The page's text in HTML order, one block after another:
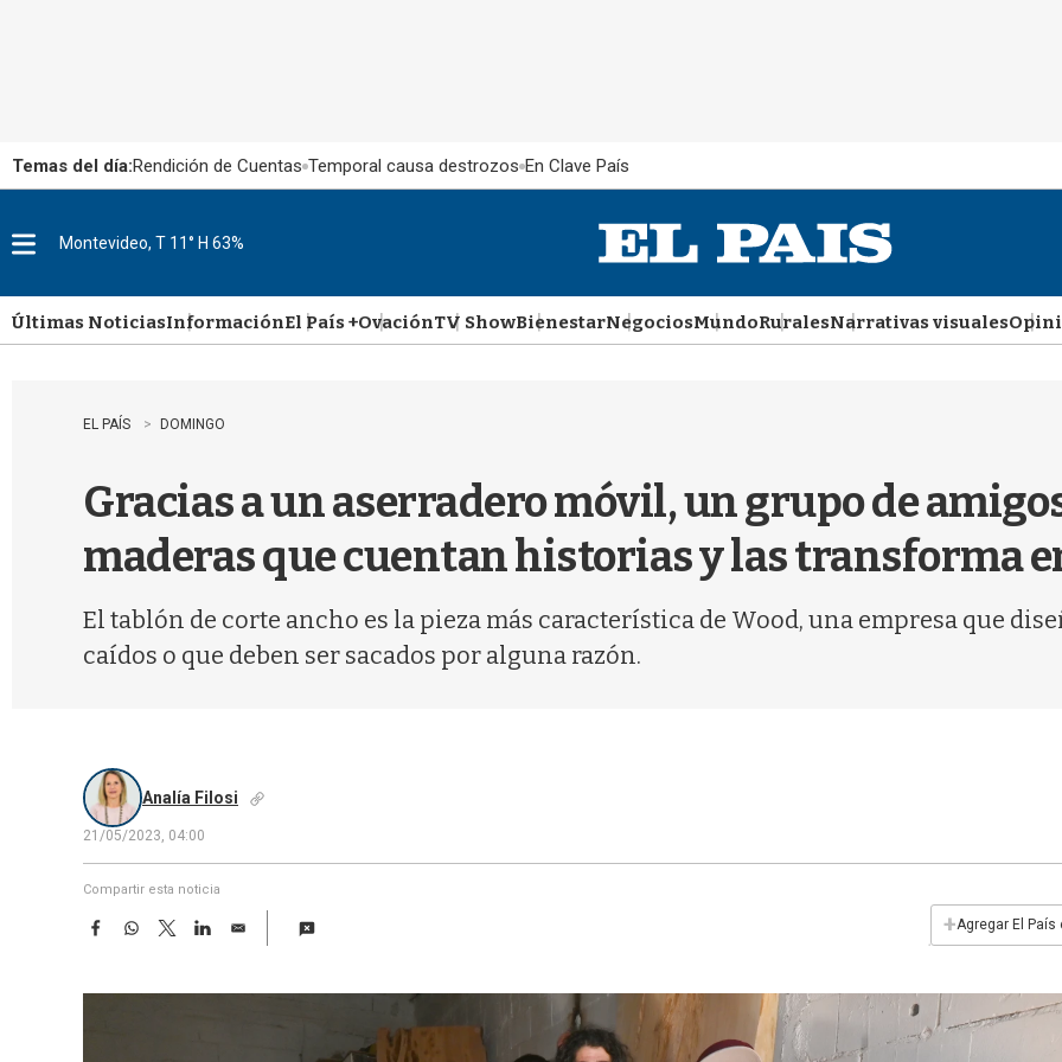
Temas del día:Rendición de Cuentas Temporal causa destrozos En Clave País
u
Montevideo, T 11° H 63%
Últimas NoticiasInformaciónEl País +OvaciónTV ShowBienestarNegociosMundoRuralesNarrativas visuales
EL PAÍS DOMINGO
Gracias a un aserradero móvil, un grupo de
maderas que cuentan historias y las transforma
El tablón de corte ancho es la pieza más característica de Wood, una empresa que
caídos o que deben ser sacados por alguna razón.
Analía Filosi
21/05/2023, 04:00
Compartir esta noticia
F
e
W
t
T
w
t
L
k
E
i
+Agregar El País